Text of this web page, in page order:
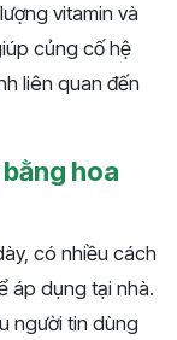
vitamin và
củng cố hệ
liên quan đến
hoa
có nhiều cách
áp dụng tại nhà.
người tin dùng